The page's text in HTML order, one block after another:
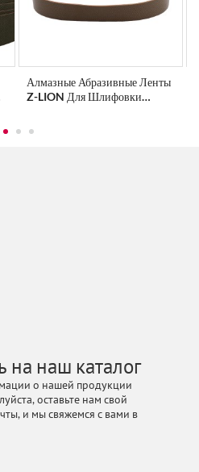
Алмазные Абразивные Ленты
Z-LION Для Шлифовки
на наш каталог
о нашей продукции
оставьте нам свой
и мы свяжемся с вами в